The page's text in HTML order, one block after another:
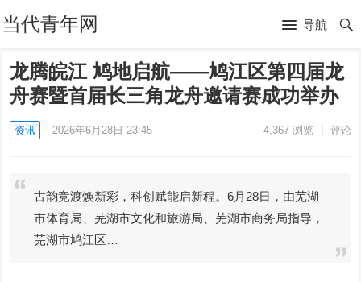
当代青年网 导航
龙腾皖江 鸠地启航——鸠江区第四届龙
舟赛暨首届长三角龙舟邀请赛成功举办
资讯 2026年6月28日 23:45 4,367浏览 评论
古韵竞渡焕新彩，科创赋能启新程。6月28日，由芜湖
市体育局、芜湖市文化和旅游局、芜湖市商务局指导，
芜湖市鸠江区…